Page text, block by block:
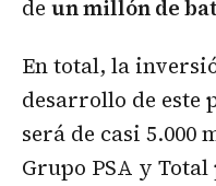
de un millón de
En total, la
desarrollo de este
será de casi 5.000
Grupo PSA y